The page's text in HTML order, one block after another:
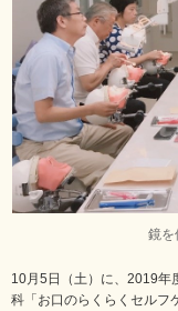
鏡を
10月5日（土）に、2019年
科「お口のらくらくセルフ